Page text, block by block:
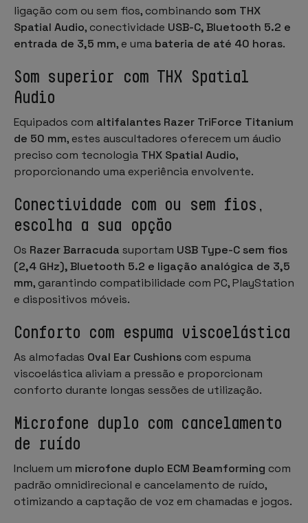
ligação com ou sem fios, combinando som THX
Spatial Audio, conectividade USB-C, Bluetooth 5.2 e
entrada de 3,5 mm, e uma bateria de até 40 horas.
Som superior com THX Spatial
Audio
Equipados com altifalantes Razer TriForce Titanium
de 50 mm, estes auscultadores oferecem um áudio
preciso com tecnologia THX Spatial Audio,
proporcionando uma experiência envolvente.
Conectividade com ou sem fios,
escolha a sua opção
Os Razer Barracuda suportam USB Type-C sem fios
(2,4 GHz), Bluetooth 5.2 e ligação analógica de 3,5
mm, garantindo compatibilidade com PC, PlayStation
e dispositivos móveis.
Conforto com espuma viscoelástica
As almofadas Oval Ear Cushions com espuma
viscoelástica aliviam a pressão e proporcionam
conforto durante longas sessões de utilização.
Microfone duplo com cancelamento
de ruído
Incluem um microfone duplo ECM Beamforming com
padrão omnidirecional e cancelamento de ruído,
otimizando a captação de voz em chamadas e jogos.